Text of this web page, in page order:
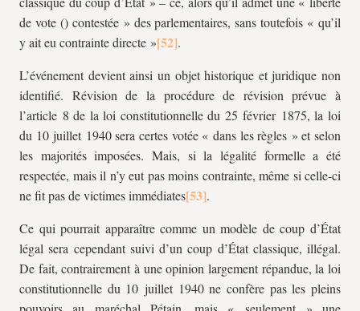
de vote () contestée » des parlementaires, sans toutefois « qu’il
y ait eu contrainte directe »
.
L’événement devient ainsi un objet historique et juridique non
identifié. Révision de la procédure de révision prévue à
l’article 8 de la loi constitutionnelle du 25 février 1875, la loi
du 10 juillet 1940 sera certes votée « dans les règles » et selon
les majorités imposées. Mais, si la légalité formelle a été
respectée, mais il n’y eut pas moins contrainte, même si celle-ci
ne fit pas de victimes immédiates
.
Ce qui pourrait apparaître comme un modèle de coup d’État
légal sera cependant suivi d’un coup d’État classique, illégal.
De fait, contrairement à une opinion largement répandue, la loi
constitutionnelle du 10 juillet 1940 ne confère pas les pleins